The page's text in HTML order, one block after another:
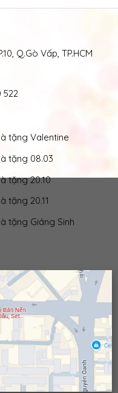
Q.Gò Vấp, TP.HCM
522
tặng Valentine
tặng 08.03
tặng 20.10
tặng 20.11
tặng Giáng Sinh